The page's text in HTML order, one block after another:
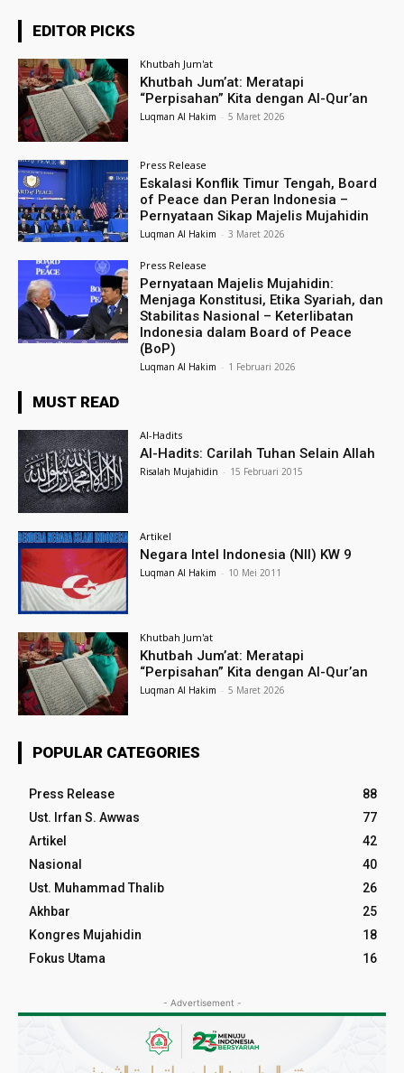
EDITOR PICKS
Khutbah Jum'at
Khutbah Jum’at: Meratapi
“Perpisahan” Kita dengan Al-Qur’an
Luqman Al Hakim - 5 Maret 2026
Press Release
Eskalasi Konflik Timur Tengah, Board
of Peace dan Peran Indonesia –
Pernyataan Sikap Majelis Mujahidin
Luqman Al Hakim - 3 Maret 2026
Press Release
Pernyataan Majelis Mujahidin:
Menjaga Konstitusi, Etika Syariah, dan
Stabilitas Nasional – Keterlibatan
Indonesia dalam Board of Peace
(BoP)
Luqman Al Hakim - 1 Februari 2026
MUST READ
Al-Hadits
Al-Hadits: Carilah Tuhan Selain Allah
Risalah Mujahidin - 15 Februari 2015
Artikel
Negara Intel Indonesia (NII) KW 9
Luqman Al Hakim - 10 Mei 2011
Khutbah Jum'at
Khutbah Jum’at: Meratapi
“Perpisahan” Kita dengan Al-Qur’an
Luqman Al Hakim - 5 Maret 2026
POPULAR CATEGORIES
Press Release
88
Ust. Irfan S. Awwas
77
Artikel
42
Nasional
40
Ust. Muhammad Thalib
26
Akhbar
25
Kongres Mujahidin
18
Fokus Utama
16
- Advertisement -